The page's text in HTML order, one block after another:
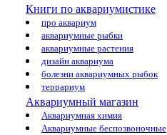
Книги по аквариумистике
про аквариум
аквариумные рыбки
аквариумные растения
дизайн аквариума
болезни аквариумных рыбок
террариум
Аквариумный магазин
Аквариумная химия
Аквариумные беспозвоночные